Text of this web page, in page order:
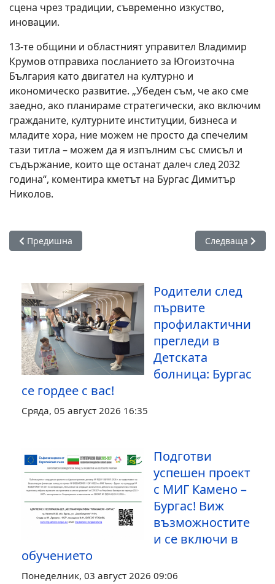
сцена чрез традиции, съвременно изкуство,
иновации.
13-те общини и областният управител Владимир
Крумов отправиха посланието за Югоизточна
България като двигател на културно и
икономическо развитие. „Убеден съм, че ако сме
заедно, ако планираме стратегически, ако включим
гражданите, културните институции, бизнеса и
младите хора, ние можем не просто да спечелим
тази титла – можем да я изпълним със смисъл и
съдържание, които ще останат далеч след 2032
година“, коментира кметът на Бургас Димитър
Николов.
Предишна статия: В почивните дни част от ул. „Конт
Предишна Следваща
Следваща
Родители след
първите
профилактични
прегледи в
Детската
болница: Бургас
се гордее с вас!
Сряда, 05 август 2026 16:35
Подготви
успешен проект
с МИГ Камено –
Бургас! Виж
възможностите
и се включи в
обучението
Понеделник, 03 август 2026 09:06